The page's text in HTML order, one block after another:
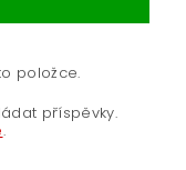
položce.
příspěvky.
.